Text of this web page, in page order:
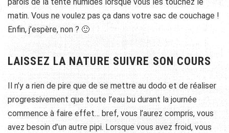
matin. Vous ne voulez pas ça dans votre sac de couchage !
Enfin, j’espère, non ? 🙂
LAISSEZ LA NATURE SUIVRE SON COURS
Il n’y a rien de pire que de se mettre au dodo et de réaliser
progressivement que toute l’eau bu durant la journée
commence à faire effet… bref, vous l’aurez compris, vous
avez besoin d’un autre pipi. Lorsque vous avez froid, vous